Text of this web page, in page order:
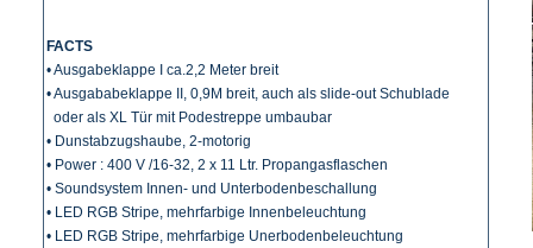
FACTS
• Ausgabeklappe I ca.2,2 Meter breit
• Ausgababeklappe II, 0,9M breit, auch als slide-out Schublade
oder als XL Tür mit Podestreppe umbaubar
• Dunstabzugshaube, 2-motorig
• Power : 400 V /16-32, 2 x 11 Ltr. Propangasflaschen
• Soundsystem Innen- und Unterbodenbeschallung
• LED RGB Stripe, mehrfarbige Innenbeleuchtung
• LED RGB Stripe, mehrfarbige Unerbodenbeleuchtung